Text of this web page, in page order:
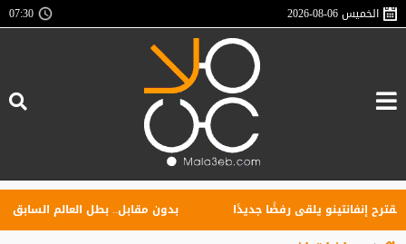
الخميس2026-08-06
07:30
إنفانتينو يلقى رفضًا جديدًا بدون مقابل.. بطل العالم السابق